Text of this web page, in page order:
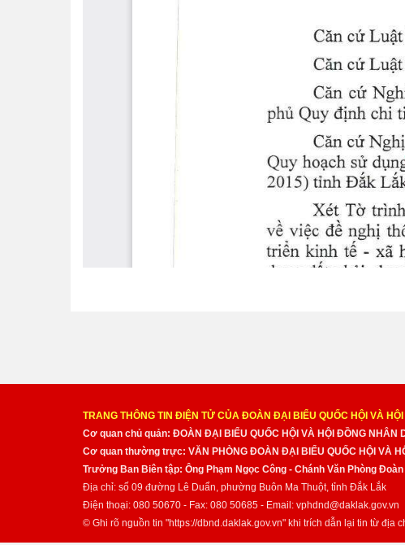
TRANG THÔNG TIN ĐIỆN TỬ CỦA ĐOÀN ĐẠI BIỂU QUỐC HỘI VÀ
Cơ quan chủ quản: ĐOÀN ĐẠI BIỂU QUỐC HỘI VÀ HỘI ĐỒNG NHÂN
Cơ quan thường trực: VĂN PHÒNG ĐOÀN ĐẠI BIỂU QUỐC HỘI VÀ
Trưởng Ban Biên tập: Ông Phạm Ngọc Công - Chánh Văn Phòng
Địa chỉ: số 09 đường Lê Duẩn, phường Buôn Ma Thuột, tỉnh Đắk Lắk
Điện thoại: 080 50670 - Fax: 080 50685 - Email: vphdnd@daklak.gov.vn
© Ghi rõ nguồn tin "https://dbnd.daklak.gov.vn" khi trích dẫn lại tin từ địa